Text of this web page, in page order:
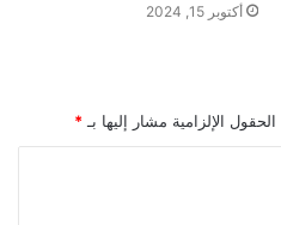
أكتوبر 15, 2024
الحقول الإلزامية مشار إليها بـ *